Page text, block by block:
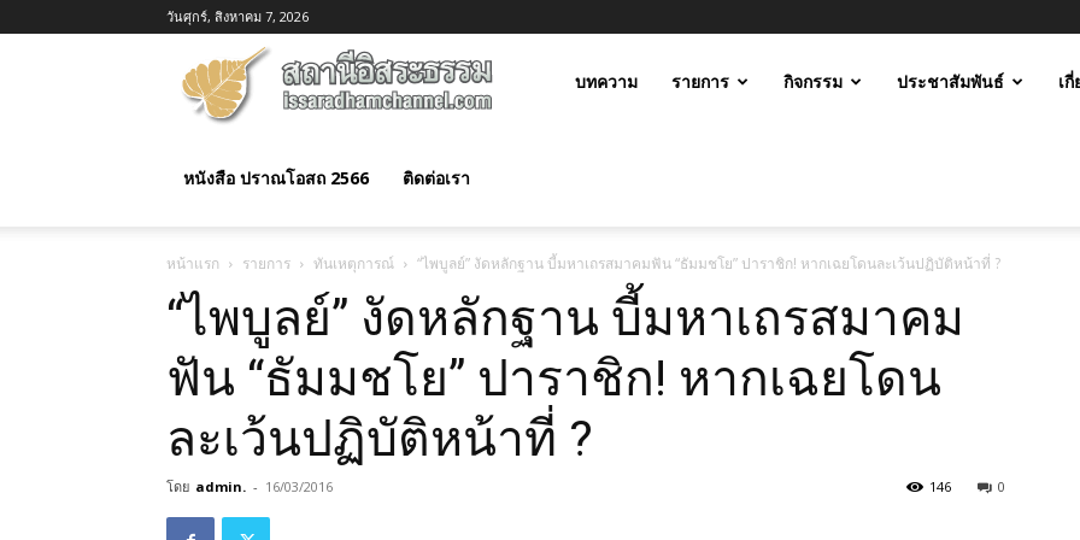
วันศุกร์, สิงหาคม 7, 2026
บทความ รายการ กิจกรรม ประชาสัมพันธ์ เ
หนังสือ ปราณโอสถ 2566 ติดต่อเรา
หน้าแรก รายการ ทันเหตุการณ์ “ไพบูลย์” งัดหลักฐาน บี้มหาเถรสมาคมฟัน “ธัมมชโย” ปาราชิก! หากเฉยโดนละเว้นปฏิบัติหน้าที่ ?
“ไพบูลย์” งัดหลักฐาน บี้มหาเถรสมาคม
ฟัน “ธัมมชโย” ปาราชิก! หากเฉยโดน
ละเว้นปฏิบัติหน้าที่ ?
โดย admin. - 16/03/2016 0
146